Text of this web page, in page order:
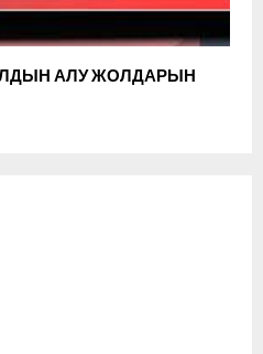
АЛУ ЖОЛДАРЫН